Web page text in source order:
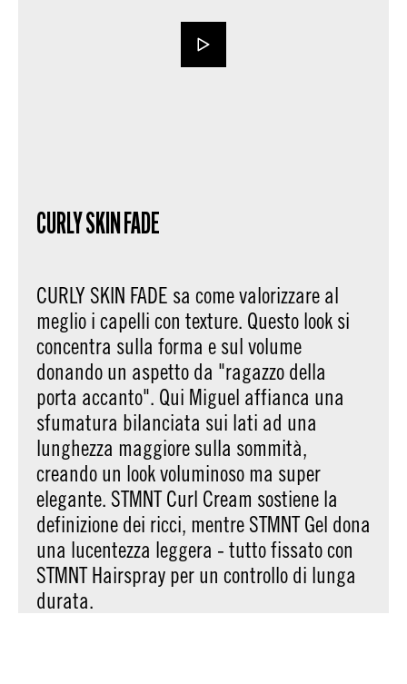
CURLY SKIN FADE
CURLY SKIN FADE sa come valorizzare al
meglio i capelli con texture. Questo look si
concentra sulla forma e sul volume
donando un aspetto da "ragazzo della
porta accanto". Qui Miguel affianca una
sfumatura bilanciata sui lati ad una
lunghezza maggiore sulla sommità,
creando un look voluminoso ma super
elegante. STMNT Curl Cream sostiene la
definizione dei ricci, mentre STMNT Gel dona
una lucentezza leggera - tutto fissato con
STMNT Hairspray per un controllo di lunga
durata.